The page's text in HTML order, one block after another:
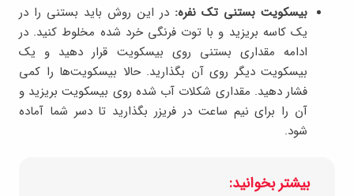
بیسکویت بستنی تک نفره: در این روش باید بستنی را در
یک کاسه بریزید و با توت فرنگی خرد شده مخلوط کنید. در
ادامه مقداری بستنی روی بیسکویت قرار دهید و یک
بیسکویت دیگر روی آن بگذارید. حالا بیسکویت‌ها را کمی
فشار دهید. مقداری شکلات آب شده روی بیسکویت بریزید و
آن را برای نیم ساعت در فریزر بگذارید تا دسر شما آماده
شود.
بیشتر بخوانید: